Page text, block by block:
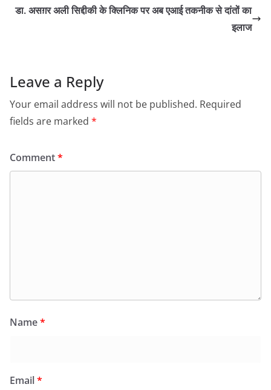
डा. असग़र अली सिद्दीकी के क्लिनिक पर अब एआई तकनीक से दांतों का
इलाज
Leave a Reply
Your email address will not be published. Required
fields are marked *
Comment*
Name*
Email*